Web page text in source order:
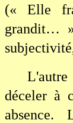
(« Elle
grandit…
déceler à
absence.